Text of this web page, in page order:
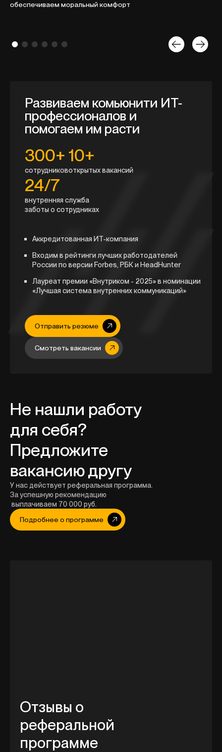
обеспечиваем моральный комфорт
Развиваем комьюнити ИТ-
профессионалов и
помогаем им расти
300+
сотрудников
10+
открытых вакансий
24/7
внутренняя служба
заботы о сотрудниках
Аккредитованная ИТ-компания
Входим в рейтинги лучших работодателей
России по версии Forbes, РБК и HeadHunter
Лауреат премии «Внутриком - 2025» в номинации
«Лучшая система внутренних коммуникаций»
Отправить резюме
Смотреть вакансии
Не нашли работу
для себя?
Предложите
вакансию другу
У нас действует реферальная программа.
За успешную рекомендацию
выплачиваем 70 000 руб.
Подробнее о программе
Отзывы о
реферальной
программе